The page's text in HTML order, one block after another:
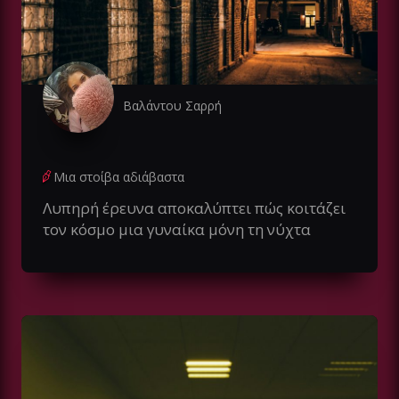
Βαλάντου Σαρρή
Μια στοίβα αδιάβαστα
Λυπηρή έρευνα αποκαλύπτει πώς κοιτάζει
τον κόσμο μια γυναίκα μόνη τη νύχτα